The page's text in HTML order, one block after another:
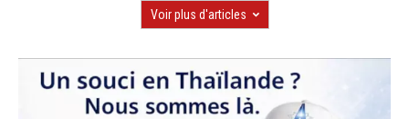
Voir plus d'articles